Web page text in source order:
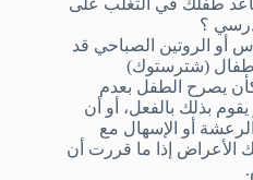
أو الروتين الصباحي قد
(شترستوك)
يصرح الطفل بعدم
بذلك بالفعل، أو أن
أو الإسهال مع
الأعراض إذا ما قررت أن